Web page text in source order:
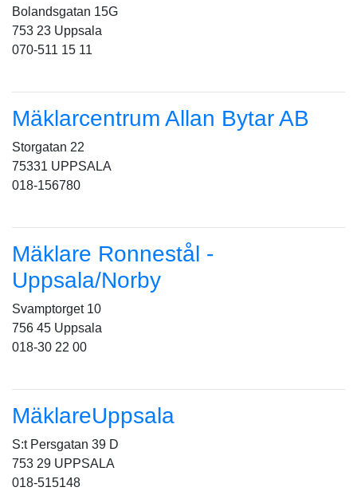
Bolandsgatan 15G
753 23 Uppsala
070-511 15 11
Mäklarcentrum Allan Bytar AB
Storgatan 22
75331 UPPSALA
018-156780
Mäklare Ronnestål -
Uppsala/Norby
Svamptorget 10
756 45 Uppsala
018-30 22 00
MäklareUppsala
S:t Persgatan 39 D
753 29 UPPSALA
018-515148